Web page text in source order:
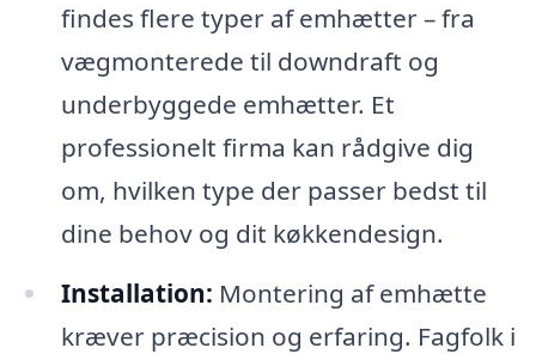
findes flere typer af emhætter – fra
vægmonterede til downdraft og
underbyggede emhætter. Et
professionelt firma kan rådgive dig
om, hvilken type der passer bedst til
dine behov og dit køkkendesign.
Installation: Montering af emhætte
kræver præcision og erfaring. Fagfolk i